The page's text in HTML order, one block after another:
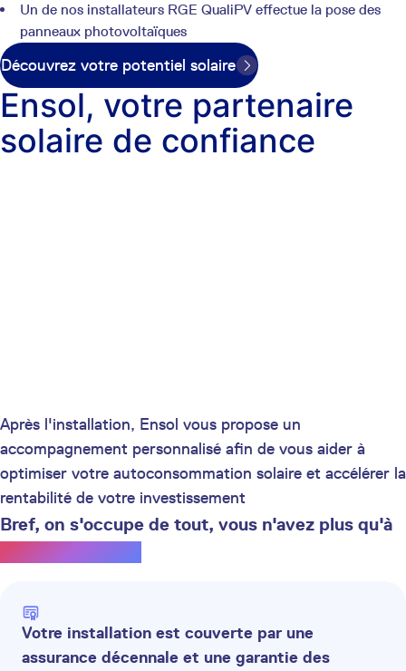
Un de nos installateurs RGE QualiPV effectue la pose des
panneaux photovoltaïques
Découvrez votre potentiel solaire
Ensol, votre partenaire
solaire de confiance
Après l'installation, Ensol vous propose un
accompagnement personnalisé afin de vous aider à
optimiser votre autoconsommation solaire et accélérer la
rentabilité de votre investissement
Bref, on s'occupe de tout, vous n'avez plus qu'à
profiter du soleil.
Votre installation est couverte par une
assurance décennale et une garantie des